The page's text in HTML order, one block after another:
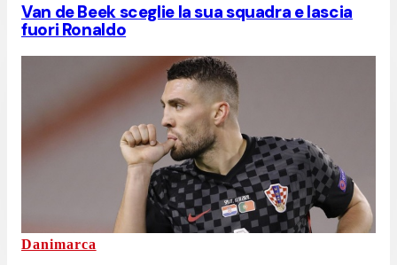
Van de Beek sceglie la sua squadra e lascia
fuori Ronaldo
Danimarca